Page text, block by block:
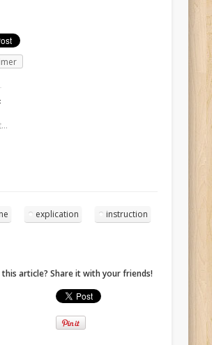
explication instruction
this article? Share it with your friends!